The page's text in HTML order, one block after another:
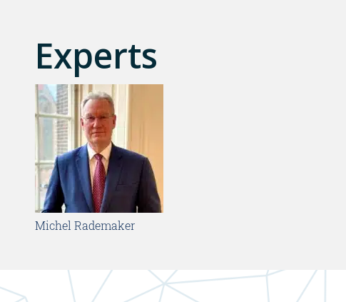
Experts
Michel Rademaker